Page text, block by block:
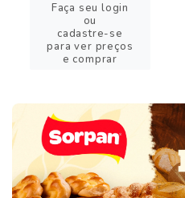
Faça seu login
ou
cadastre-se
para ver preços
e comprar